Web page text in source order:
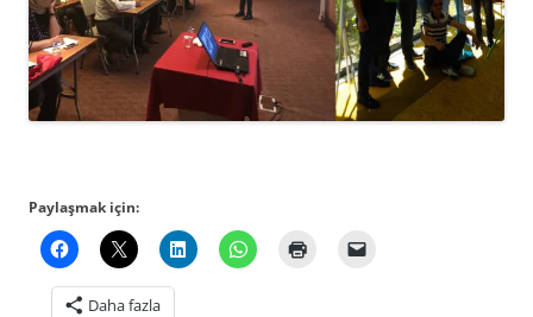
Paylaşmak için:
Daha fazla